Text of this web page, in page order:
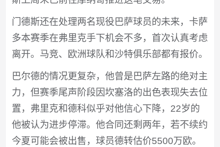
门德斯还在处理两名现役巴萨球员的未来，卡萨
多本赛季在弗里克手下机会不多，首次认真考虑
离开。马竞、欧洲球队和沙特俱乐部都有报价。
巴尔德的情况更复杂，他曾是巴萨左路的绝对主
力，但赛季尾声阶段因坎塞洛的出色表现失去位
置，弗里克和德科似乎对他信心下降，22岁的
他被认为进步停滞。他合同还剩两年，若不续约
今夏可能会被出售，球员德转估价5500万欧。